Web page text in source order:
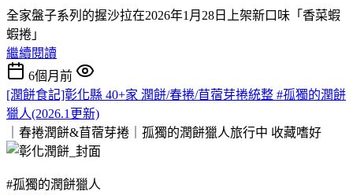
全家盤子系列的握沙拉在2026年1月28日上架新口味「香菜蝦
蝦捲」
繼續閱讀
6個月前
[潤餅食記]彰化縣 40+家 潤餅/春捲/苜蓿芽捲統整 #孤獨的潤餅
獵人(2026.1更新)
｜春捲潤餅&苜蓿芽捲｜孤獨的潤餅獵人旅行中 收藏嗜好
#孤獨的潤餅獵人